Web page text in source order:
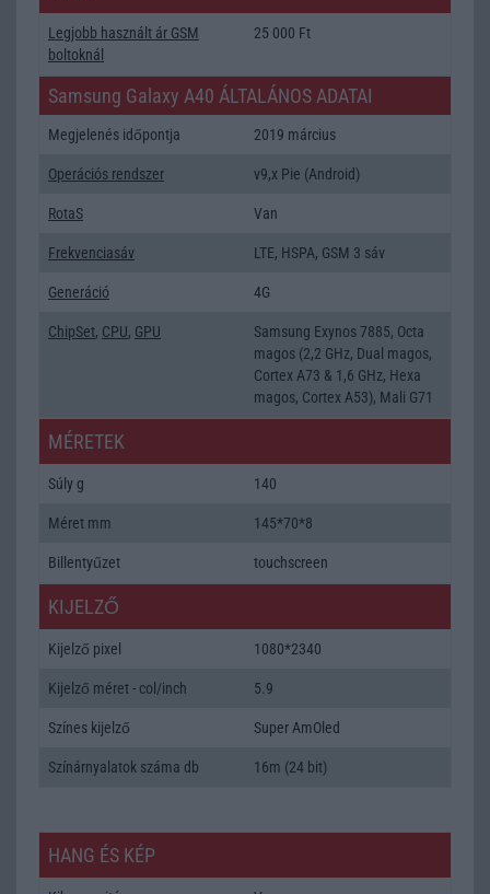
Legjobb használt ár GSM
boltoknál
25 000 Ft
Samsung Galaxy A40 ÁLTALÁNOS ADATAI
Megjelenés időpontja 2019 március
Operációs rendszer v9,x Pie (Android)
RotaS Van
Frekvenciasáv LTE, HSPA, GSM 3 sáv
Generáció 4G
ChipSet, CPU, GPU
Samsung Exynos 7885, Octa
magos (2,2 GHz, Dual magos,
Cortex A73 & 1,6 GHz, Hexa
magos, Cortex A53), Mali G71
MÉRETEK
Súly g 140
Méret mm 145*70*8
Billentyűzet touchscreen
KIJELZŐ
Kijelző pixel 1080*2340
Kijelző méret - col/inch 5.9
Színes kijelző Super AmOled
Színárnyalatok száma db 16m (24 bit)
HANG ÉS KÉP